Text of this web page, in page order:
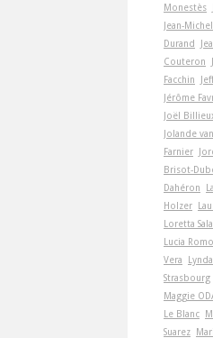
Monestès
Jean-
Durand
Couteron
Facchin
Jérôme
Joël
Jolande
Farnier
Brisot-
Dahéron
Holzer
Loretta Sala
Lucia Romo
Vera
Strasbourg
Maggie
Le Blanc
Suarez